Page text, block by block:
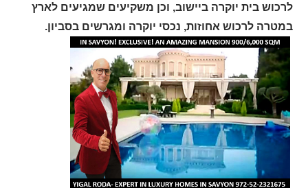
לרכוש בית יוקרה ביישוב, וכן משקיעים שמגיעים לארץ
במטרה לרכוש אחוזות, נכסי יוקרה ומגרשים בסביון.